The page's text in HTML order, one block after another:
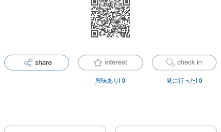
興味あり! 0 見に行った! 0